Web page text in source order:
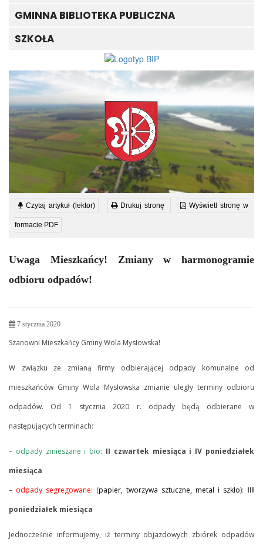
GMINNA BIBLIOTEKA PUBLICZNA
SZKOŁA
Czytaj artykuł (lektor) Drukuj stronę Wyświetl stronę w
formacie PDF
Uwaga Mieszkańcy! Zmiany w harmonogramie
odbioru odpadów!
7 stycznia 2020
Szanowni Mieszkańcy Gminy Wola Mysłowska!
W związku ze zmianą firmy odbierającej odpady komunalne od
mieszkańców Gminy Wola Mysłowska zmianie uległy terminy odbioru
odpadów. Od 1 stycznia 2020 r. odpady będą odbierane w
następujących terminach:
– odpady zmieszane i bio: II czwartek miesiąca i IV poniedziałek
miesiąca
– odpady segregowane: (papier, tworzywa sztuczne, metal i szkło): III
poniedziałek miesiąca
Jednocześnie informujemy, iż terminy objazdowych zbiórek odpadów